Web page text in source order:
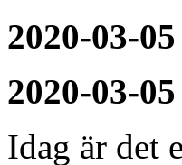
2020-03-
2020-03-
Idag är det